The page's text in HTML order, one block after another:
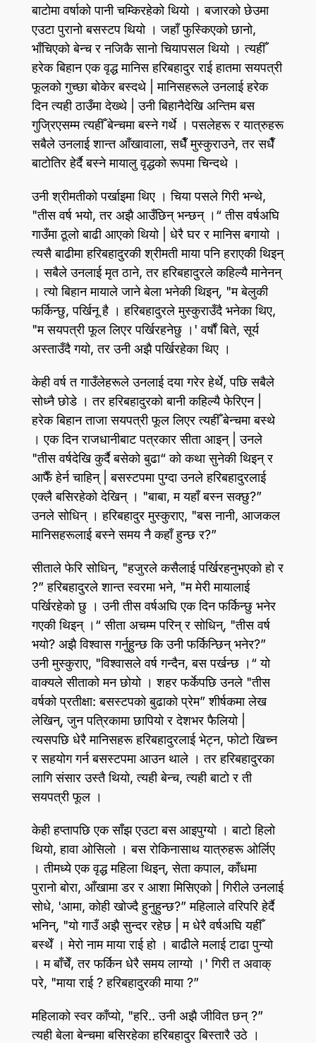
बाटोमा वर्षाको पानी चम्किरहेको थियो । बजारको छेउमा
एउटा पुरानो बसस्टप थियो । जहाँ फुस्किएको छानो,
भाँचिएको बेन्च र नजिकै सानो चियापसल थियो । त्यहीँ
हरेक बिहान एक वृद्ध मानिस हरिबहादुर राई हातमा सयपत्री
फूलको गुच्छा बोकेर बस्दथे | मानिसहरूले उनलाई हरेक
दिन त्यही ठाउँमा देख्थे | उनी बिहानैदेखि अन्तिम बस
गुज्रिएसम्म त्यहीँ बेन्चमा बस्ने गर्थे । पसलेहरू र यात्रुहरू
सबैले उनलाई शान्त आँखावाला, सधैँ मुस्कुराउने, तर सधैँ
बाटोतिर हेर्दै बस्ने मायालु वृद्धको रूपमा चिन्दथे ।
उनी श्रीमतीको पर्खाइमा थिए । चिया पसले गिरी भन्थे,
"तीस वर्ष भयो, तर अझै आउँछिन्‌ भन्छन्‌ ।“ तीस वर्षअघि
गाउँमा ठूलो बाढी आएको थियो | धेरै घर र मानिस बगायो ।
त्यसै बाढीमा हरिबहादुरकी श्रीमती माया पनि हराएकी थिइन्‌
। सबैले उनलाई मृत ठाने, तर हरिबहादुरले कहिल्यै मानेनन्‌
। त्यो बिहान मायाले जाने बेला भनेकी थिइन्‌, "म बेलुकी
फर्किन्छु, पर्खिनू है । हरिबहादुरले मुस्कुराउँदै भनेका थिए,
"म सयपत्री फूल लिएर पर्खिरहनेछु ।' वर्षौं बिते, सूर्य
अस्ताउँदै गयो, तर उनी अझै पर्खिरहेका थिए ।
केही वर्ष त गाउँलेहरूले उनलाई दया गरेर हेर्थे, पछि सबैले
सोध्नै छोडे । तर हरिबहादुरको बानी कहिल्यै फेरिएन |
हरेक बिहान ताजा सयपत्री फूल लिएर त्यहीँ बेन्चमा बस्थे
। एक दिन राजधानीबाट पत्रकार सीता आइन्‌ | उनले
"तीस वर्षदेखि कुर्दै बसेको बुढा“ को कथा सुनेकी थिइन्‌ र
आफैँ हेर्न चाहिन्‌ | बसस्टपमा पुग्दा उनले हरिबहादुरलाई
एक्लै बसिरहेको देखिन्‌ । "बाबा, म यहाँ बस्न सक्छु?”
उनले सोधिन्‌ । हरिबहादुर मुस्कुराए, "बस नानी, आजकल
मानिसहरूलाई बस्ने समय नै कहाँ हुन्छ र?”
सीताले फेरि सोधिन्‌, "हजुरले कसैलाई पर्खिरहनुभएको हो र
?” हरिबहादुरले शान्त स्वरमा भने, "म मेरी मायालाई
पर्खिरहेको छु । उनी तीस वर्षअघि एक दिन फर्किन्छु भनेर
गएकी थिइन्‌ ।“ सीता अचम्म परिन्‌ र सोधिन्‌, "तीस वर्ष
भयो? अझै विश्वास गर्नुहुन्छ कि उनी फर्किन्छिन्‌ भनेर?”
उनी मुस्कुराए, "विश्वासले वर्ष गन्दैन, बस पर्खन्छ ।“ यो
वाक्यले सीताको मन छोयो । शहर फर्केपछि उनले "तीस
वर्षको प्रतीक्षा: बसस्टपको बुढाको प्रेम” शीर्षकमा लेख
लेखिन्‌, जुन पत्रिकामा छापियो र देशभर फैलियो |
त्यसपछि धेरै मानिसहरू हरिबहादुरलाई भेट्न, फोटो खिच्न
र सहयोग गर्न बसस्टपमा आउन थाले । तर हरिबहादुरका
लागि संसार उस्तै थियो, त्यही बेन्च, त्यही बाटो र ती
सयपत्री फूल ।
केही हप्तापछि एक साँझ एउटा बस आइपुग्यो । बाटो हिलो
थियो, हावा ओसिलो । बस रोकिनासाथ यात्रुहरू ओर्लिए
। तीमध्ये एक वृद्ध महिला थिइन्‌, सेता कपाल, काँधमा
पुरानो बोरा, आँखामा डर र आशा मिसिएको | गिरीले उनलाई
सोधे, 'आमा, कोही खोज्दै हुनुहुन्छ?” महिलाले वरिपरि हेर्दै
भनिन्‌, "यो गाउँ अझै सुन्दर रहेछ | म धेरै वर्षअघि यहीँ
बस्थेँ । मेरो नाम माया राई हो । बाढीले मलाई टाढा पुन्यो
। म बाँचेँ, तर फर्किन धेरै समय लाग्यो ।' गिरी त अवाक्‌
परे, "माया राई ? हरिबहादुरकी माया ?”
महिलाको स्वर काँप्यो, "हरि.. उनी अझै जीवित छन्‌ ?”
त्यही बेला बेन्चमा बसिरहेका हरिबहादुर बिस्तारै उठे ।